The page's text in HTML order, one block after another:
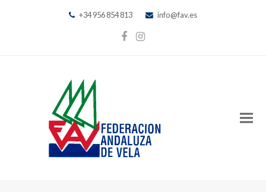
+34 956 854 813 info@fav.es
Facebook
Instagram